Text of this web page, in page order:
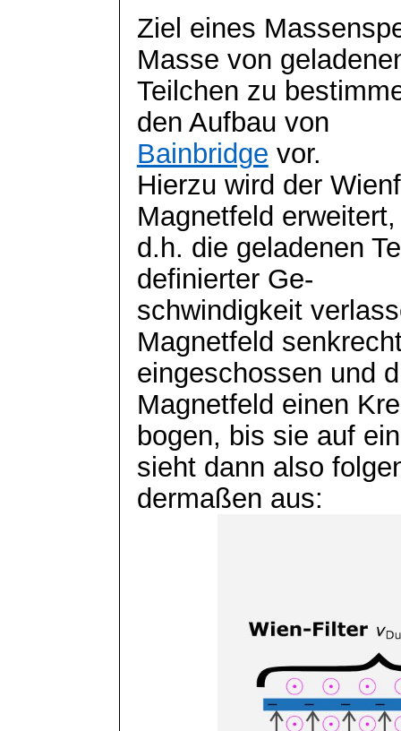
Ziel eines
Masse von
Teilchen zu
den Aufbau von
Bainbridge vor.
Hierzu wird der
Magnetfeld erweitert,
d.h. die geladenen
definierter Ge-
schwindigkeit
Magnetfeld
eingeschossen und
Magnetfeld einen
bogen, bis sie auf
sieht dann also
dermaßen aus: